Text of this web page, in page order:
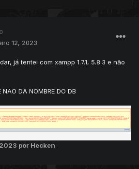
0
12, 2023
já tentei com xampp 1.7.1, 5.8.3 e não
NAO DA NOMBRE DO DB
por Hecken